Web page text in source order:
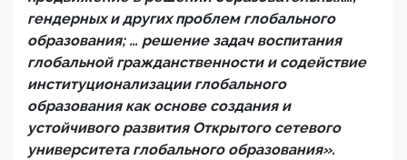
гендерных и других проблем глобального
образования; … решение задач воспитания
глобальной гражданственности и содействие
институционализации глобального
образования как основе создания и
устойчивого развития Открытого сетевого
университета глобального образования».